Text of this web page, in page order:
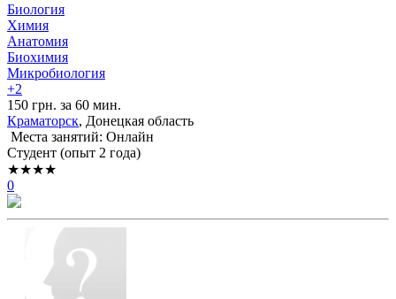
Биология
Химия
Анатомия
Биохимия
Микробиология
+2
150 грн. за 60 мин.
Краматорск, Донецкая область
Места занятий: Онлайн
Cтудент (опыт 2 года)
★★★★
0